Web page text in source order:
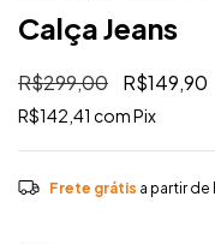
Calça Jeans
R$299,00 R$149,90
R$142,41 comPix
Frete grátis a partir de